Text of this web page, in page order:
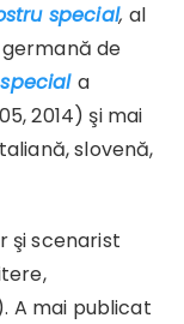
special,al
de
a
2014) şi mai
slovenă,
şi scenarist
A mai publicat